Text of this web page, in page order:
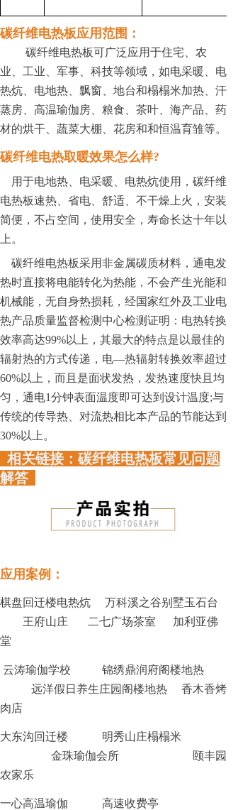
碳纤维电热板应用范围：
碳纤维电热板可广泛应用于住宅、农
业、工业、军事、科技等领域，如电采暖、电
热炕、电地热、飘窗、地台和榻榻米加热、汗
蒸房、高温瑜伽房、粮食、茶叶、海产品、药
材的烘干、蔬菜大棚、花房和和恒温育雏等。
碳纤维电热取暖效果怎么样?
用于电地热、电采暖、电热炕使用，碳纤维
电热板速热、省电、舒适、不干燥上火，安装
简便，不占空间，使用安全，寿命长达十年以
上。
碳纤维电热板采用非金属碳质材料，通电发
热时直接将电能转化为热能，不会产生光能和
机械能，无自身热损耗，经国家红外及工业电
热产品质量监督检测中心检测证明：电热转换
效率高达99%以上，其最大的特点是以最佳的
辐射热的方式传递，电—热辐射转换效率超过
60%以上，而且是面状发热，发热速度快且均
匀，通电1分钟表面温度即可达到设计温度;与
传统的传导热、对流热相比本产品的节能达到
30%以上。
相关链接：碳纤维电热板常见问题
解答
应用案例：
棋盘回迁楼电热炕
万科溪之谷别墅玉石台
王府山庄
二七广场茶室
加利亚佛
堂
云涛瑜伽学校
锦绣鼎润府阁楼地热
远洋假日养生庄园阁楼地热
香木香烤
肉店
大东沟回迁楼
明秀山庄榻榻米
金珠瑜伽会所
颐丰园
农家乐
一心高温瑜伽 高速收费亭